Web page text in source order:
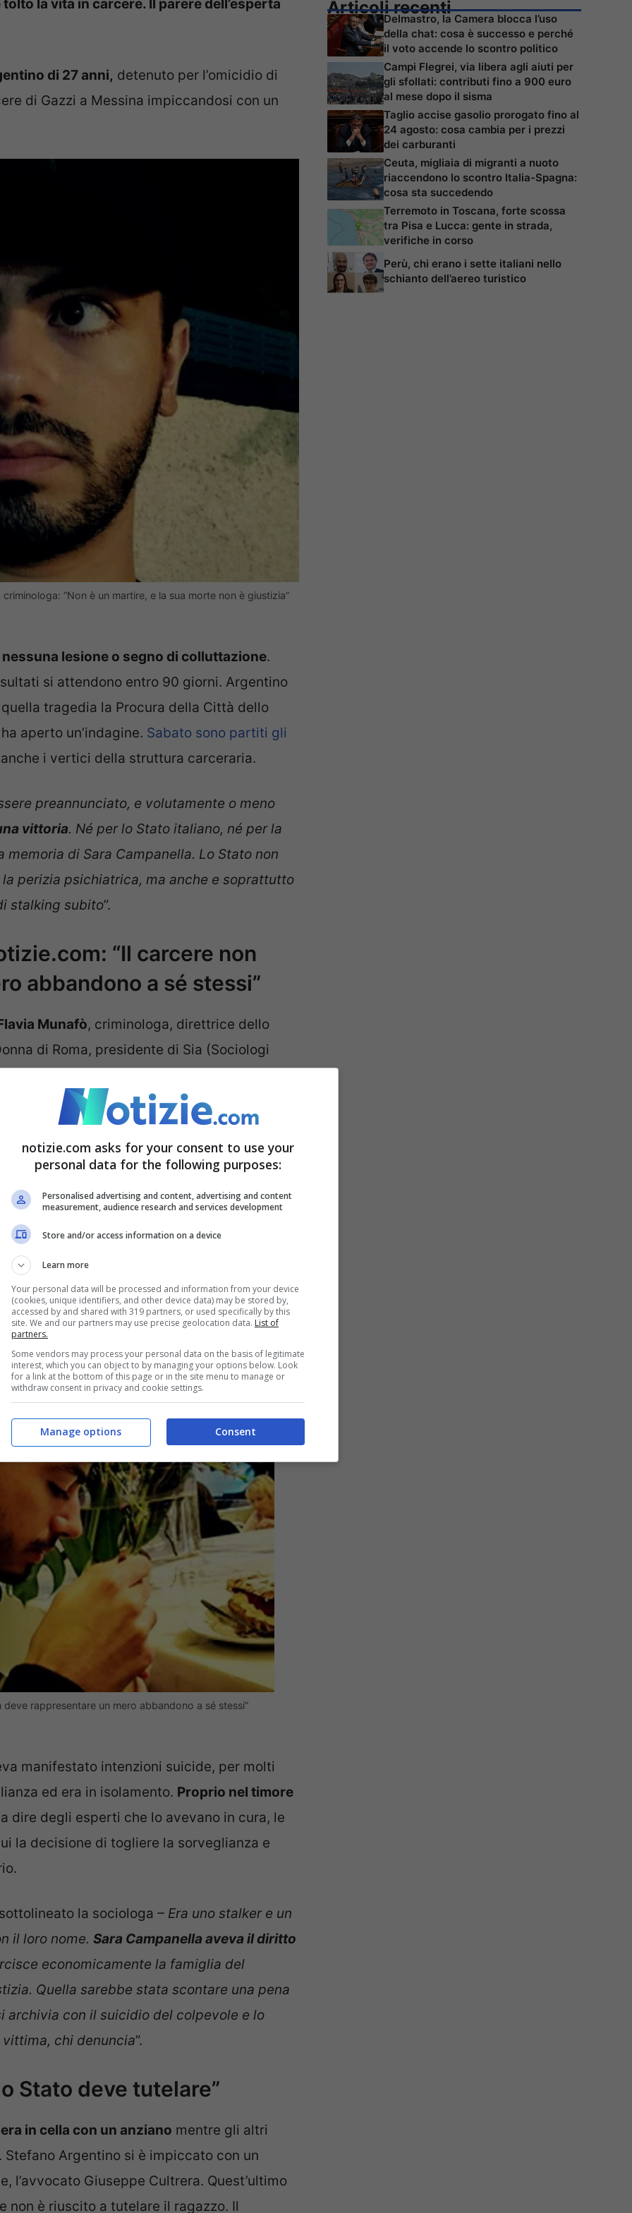
la vita in carcere. Il parere dell’esperta
di 27 anni, detenuto per l’omicidio di
di Gazzi a Messina impiccandosi con un
“Non è un martire, e la sua morte non è giustizia”
lesione o segno di colluttazione.
si attendono entro 90 giorni. Argentino
tragedia la Procura della Città dello
aperto un’indagine. Sabato sono partiti gli
i vertici della struttura carceraria.
preannunciato, e volutamente o meno
vittoria. Né per lo Stato italiano, né per la
di Sara Campanella. Lo Stato non
perizia psichiatrica, ma anche e soprattutto
stalking subito”.
“Il carcere non
abbandono a sé stessi”
Munafò, criminologa, direttrice dello
di Roma, presidente di Sia (Sociologi
di Argentino è indagato anche il
uno psichiatra e tre psicologi, che
– va posta anche sulle carceri, perché
e non deve rappresentareun mero
emergere e scaturire da ciò che si è
Per non parlare poi delle condizioni di
rappresentare un mero abbandono a sé stessi”
manifestato intenzioni suicide, per molti
ed era in isolamento. Proprio nel timore
dire degli esperti che lo avevano in cura, le
la decisione di togliere la sorveglianza e
la sociologa – Era uno stalker e un
il loro nome. Sara Campanella aveva il diritto
economicamente la famiglia del
Quella sarebbe stata scontare una pena
archivia con il suicidio del colpevole e lo
chi denuncia”.
Stato deve tutelare”
in cella con un anziano mentre gli altri
Stefano Argentino si è impiccato con un
l’avvocato Giuseppe Cultrera. Quest’ultimo
non è riuscito a tutelare il ragazzo. Il
Articoli recenti
Delmastro, la Camera blocca l’uso
della chat: cosa è successo e perché
il voto accende lo scontro politico
Campi Flegrei, via libera agli aiuti per
gli sfollati: contributi fino a 900 euro
al mese dopo il sisma
Taglio accise gasolio prorogato fino al
24 agosto: cosa cambia per i prezzi
dei carburanti
Ceuta, migliaia di migranti a nuoto
riaccendono lo scontro Italia-Spagna:
cosa sta succedendo
Terremoto in Toscana, forte scossa
tra Pisa e Lucca: gente in strada,
verifiche in corso
Perù, chi erano i sette italiani nello
schianto dell’aereo turistico
notizie.com asks for your consent to use your
personal data for the following purposes:
Personalised advertising and content, advertising and content
measurement, audience research and services development
Store and/or access information on a device
Learn more
Your personal data will be processed and information from your device
(cookies, unique identifiers, and other device data) may be stored by,
accessed by and shared with 319 partners, or used specifically by this
site. We and our partners may use precise geolocation data. List of
partners.
Some vendors may process your personal data on the basis of legitimate
interest, which you can object to by managing your options below. Look
for a link at the bottom of this page or in the site menu to manage or
withdraw consent in privacy and cookie settings.
Consent
Manage options